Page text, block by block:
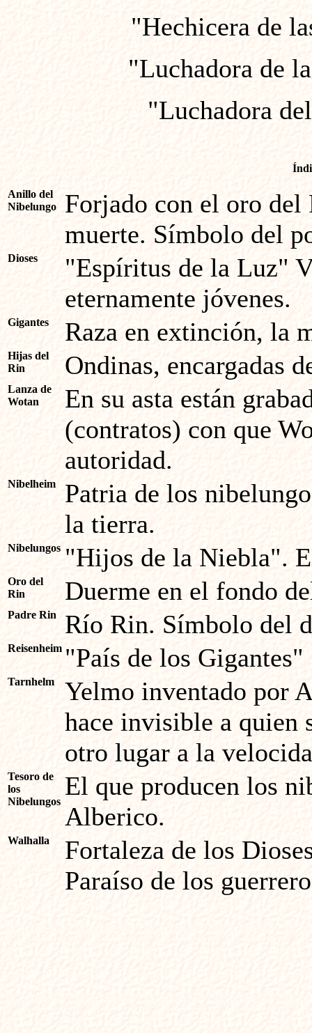
"Hechicera de
"Luchadora de
"Luchadora
Anillo del
Nibelungo
Forjado con el oro del
muerte. Símbolo del
Dioses
"Espíritus de la Luz"
eternamente jóvenes.
Gigantes Raza en extinción, la
Hijas del
Rin
Ondinas, encargadas
Lanza de
Wotan
En su asta están
(contratos) con que
autoridad.
Nibelheim
Patria de los
la tierra.
Nibelungos "Hijos de la Niebla".
Oro del
Rin
Duerme en el fondo
Padre Rin Río Rin. Símbolo del
Reisenheim "País de los Gigantes"
Tarnhelm
Yelmo inventado por
hace invisible a quien
otro lugar a la
Tesoro de
los
Nibelungos
El que producen los
Alberico.
Walhalla
Fortaleza de los
Paraíso de los